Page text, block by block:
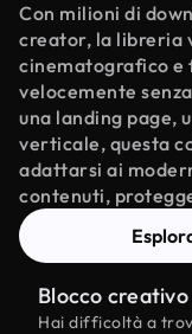
Con milioni di
creator, la libreria
cinematografico e
velocemente
una landing page,
verticale, questa
adattarsi ai
contenuti,
Blocco
Hai difficoltà a